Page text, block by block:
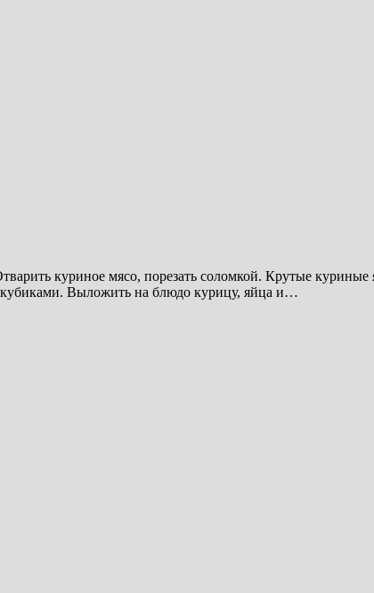
куриное мясо, порезать соломкой. Крутые куриные
кубиками. Выложить на блюдо курицу, яйца и…